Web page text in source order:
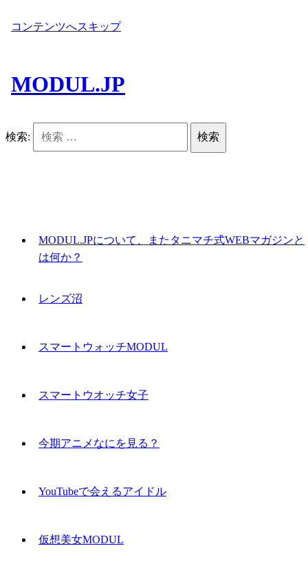
コンテンツへスキップ
MODUL.JP
検索:
MODUL.JPについて、またタニマチ式WEBマガジンと
は何か？
レンズ沼
スマートウォッチMODUL
スマートウオッチ女子
今期アニメなにを見る？
YouTubeで会えるアイドル
仮想美女MODUL